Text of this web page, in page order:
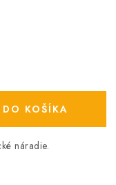
DO KOŠÍKA
náradie.